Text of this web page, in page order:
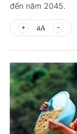
đến năm 2045.
aA